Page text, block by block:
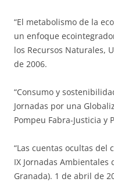
“El metabolismo de la
un enfoque
los Recursos Naturales,
de 2006.
“Consumo y
Jornadas por una
Pompeu Fabra-Justicia y
“Las cuentas ocultas del
IX Jornadas Ambientales
Granada). 1 de abril de